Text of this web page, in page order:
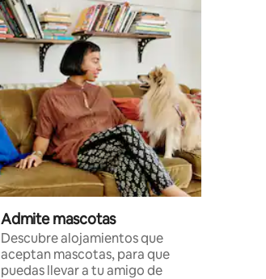
Admite mascotas
Descubre alojamientos que
aceptan mascotas, para que
puedas llevar a tu amigo de